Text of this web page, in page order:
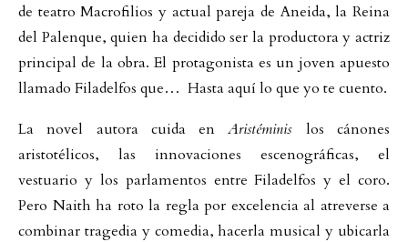
de teatro Macrofilios y actual pareja de Aneida, la Reina
del Palenque, quien ha decidido ser la productora y actriz
principal de la obra. El protagonista es un joven apuesto
llamado Filadelfos que… Hasta aquí lo que yo te cuento.
La novel autora cuida enAristéminis los cánones
aristotélicos, las innovaciones escenográficas, el
vestuario y los parlamentos entre Filadelfos y el coro.
Pero Naith ha roto la regla por excelencia al atreverse a
combinar tragedia y comedia, hacerla musical y ubicarla